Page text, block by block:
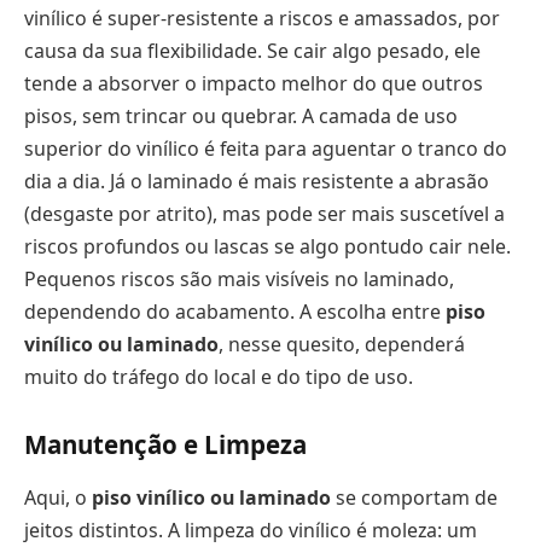
vinílico é super-resistente a riscos e amassados, por
causa da sua flexibilidade. Se cair algo pesado, ele
tende a absorver o impacto melhor do que outros
pisos, sem trincar ou quebrar. A camada de uso
superior do vinílico é feita para aguentar o tranco do
dia a dia. Já o laminado é mais resistente a abrasão
(desgaste por atrito), mas pode ser mais suscetível a
riscos profundos ou lascas se algo pontudo cair nele.
Pequenos riscos são mais visíveis no laminado,
dependendo do acabamento. A escolha entre piso
vinílico ou laminado, nesse quesito, dependerá
muito do tráfego do local e do tipo de uso.
Manutenção e Limpeza
Aqui, o piso vinílico ou laminadose comportam de
jeitos distintos. A limpeza do vinílico é moleza: um